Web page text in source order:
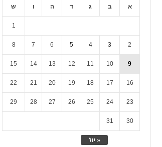
א ב ג ד ה ו ש
« יול
1
2
3
4
5
6
7
8
9
10
11
12
13
14
15
16
17
18
19
20
21
22
23
24
25
26
27
28
29
30
31